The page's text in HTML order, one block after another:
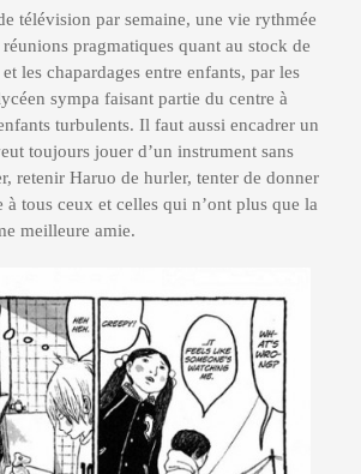
télévision par semaine, une vie rythmée
pragmatiques quant au stock de
les chapardages entre enfants, par les
sympa faisant partie du centre à
turbulents. Il faut aussi encadrer un
toujours jouer d’un instrument sans
retenir Haruo de hurler, tenter de donner
à tous ceux et celles qui n’ont plus que la
meilleure amie.